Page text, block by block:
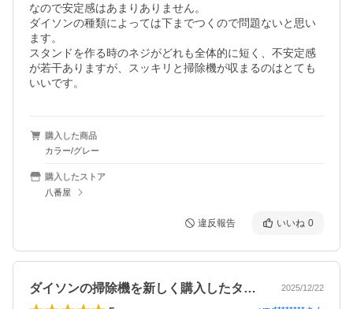
なので安定感はあまりありません。
ダイソンの種類によっては下までつくので問題ないと思い
ます。
スタンドを作る時のネジがどれも全体的に短く、不安定感
が若干ありますが、スッキリと掃除機が収まるのはとても
いいです。
購入した商品
カラー/グレー
購入したストア
八番屋
違反報告 いいね 0
ダイソンの掃除機を新しく購入したタイミ… 2025/12/22